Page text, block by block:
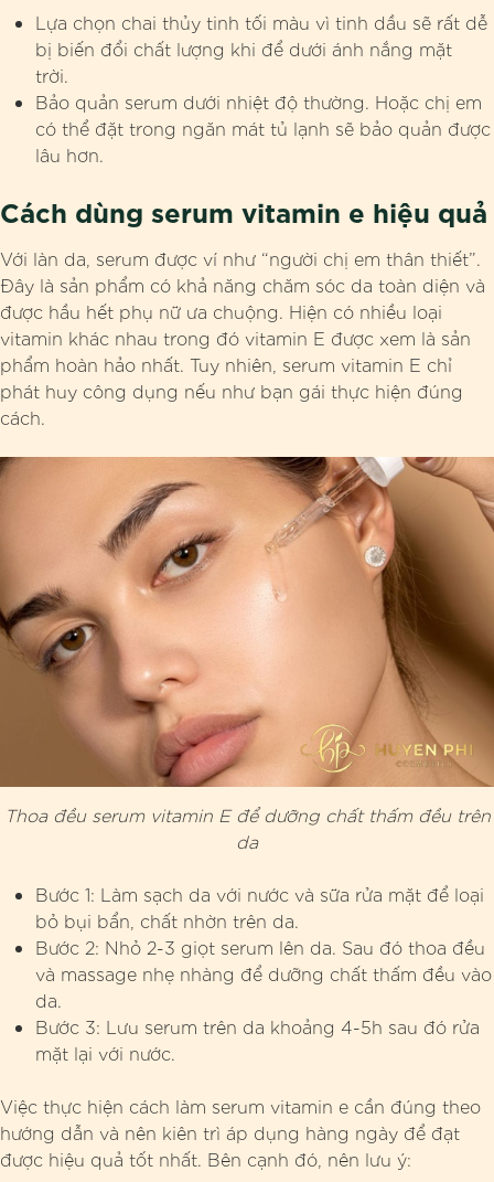
Lựa chọn chai thủy tinh tối màu vì tinh dầu sẽ rất dễ
bị biến đổi chất lượng khi để dưới ánh nắng mặt
trời.
Bảo quản serum dưới nhiệt độ thường. Hoặc chị em
có thể đặt trong ngăn mát tủ lạnh sẽ bảo quản được
lâu hơn.
Cách dùng serum vitamin e hiệu quả
Với làn da, serum được ví như “người chị em thân thiết”.
Đây là sản phẩm có khả năng chăm sóc da toàn diện và
được hầu hết phụ nữ ưa chuộng. Hiện có nhiều loại
vitamin khác nhau trong đó vitamin E được xem là sản
phẩm hoàn hảo nhất. Tuy nhiên, serum vitamin E chỉ
phát huy công dụng nếu như bạn gái thực hiện đúng
cách.
Thoa đều serum vitamin E để dưỡng chất thấm đều trên
da
Bước 1: Làm sạch da với nước và sữa rửa mặt để loại
bỏ bụi bẩn, chất nhờn trên da.
Bước 2: Nhỏ 2-3 giọt serum lên da. Sau đó thoa đều
và massage nhẹ nhàng để dưỡng chất thấm đều vào
da.
Bước 3: Lưu serum trên da khoảng 4-5h sau đó rửa
mặt lại với nước.
Việc thực hiện cách làm serum vitamin e cần đúng theo
hướng dẫn và nên kiên trì áp dụng hàng ngày để đạt
được hiệu quả tốt nhất. Bên cạnh đó, nên lưu ý: